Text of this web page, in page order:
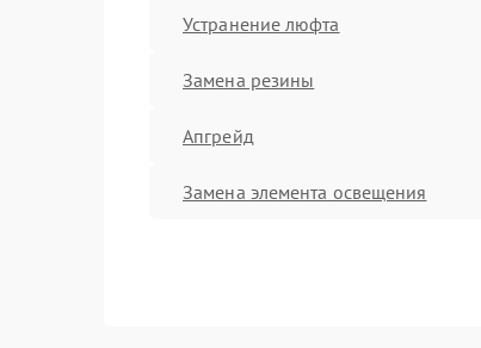
Устранение люфта
Замена резины
Апгрейд
Замена элемента освещения